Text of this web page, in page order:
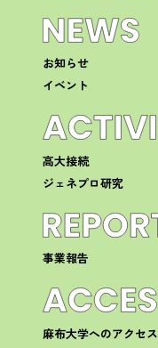
お知らせ
イベント
高大接続
ジェネプロ研究
事業報告
麻布大学へのアクセス